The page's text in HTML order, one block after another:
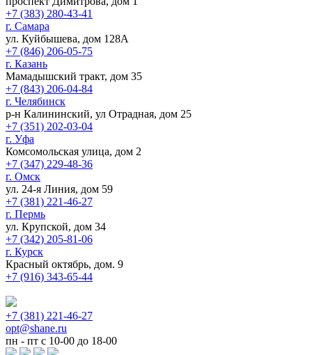
+7 (383) 280-43-41
г. Самара
ул. Куйбышева, дом 128А
+7 (846) 206-05-75
г. Казань
Мамадышский тракт, дом 35
+7 (843) 206-04-84
г. Челябинск
р-н Калининский, ул Отрадная, дом 25
+7 (351) 202-03-04
г. Уфа
Комсомольская улица, дом 2
+7 (347) 229-48-36
г. Омск
ул. 24-я Линия, дом 59
+7 (381) 221-46-27
г. Пермь
ул. Крупской, дом 34
+7 (342) 205-81-06
г. Курск
Красный октябрь, дом. 9
+7 (916) 343-65-44
+7 (381) 221-46-27
opt@shane.ru
пн - пт с 10-00 до 18-00